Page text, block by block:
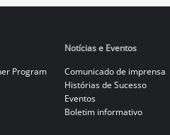
Program
Notícias e Eventos
Comunicado de imprensa
Histórias de Sucesso
Eventos
Boletim informativo